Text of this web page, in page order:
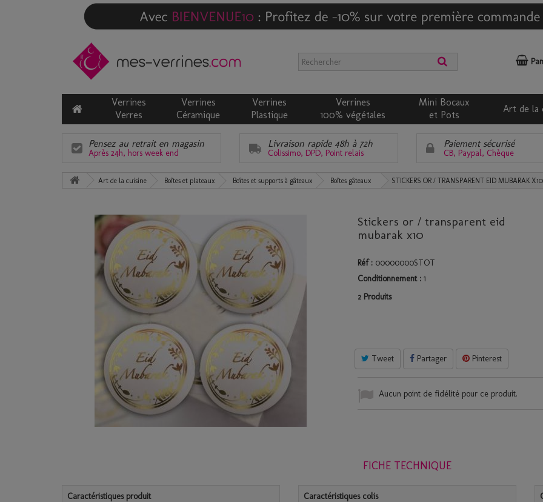
Verrines
Verres
Verrines
Céramique
Verrines
Plastique
Verrines
100% végétales
Mini Bocaux
et Pots
Art de la
Pensez au retrait en magasin
Après 24h, hors week end
Livraison rapide 48h à 72h
Colissimo, DPD, Point relais
Paiement sécurisé
CB, Paypal, Chèque
Art de la cuisine Boîtes et plateaux Boîtes et supports à gâteaux Boîtes gâteaux STICKERS OR / TRANSPARENT EID MUBARAK X10
Stickers or / transparent eid
mubarak x10
Réf : 00000000STOT
Conditionnement : 1
2 Produits
Tweet Partager Pinterest
Aucun point de fidélité pour ce produit.
FICHE TECHNIQUE
Caractéristiques produit Caractéristiques colis